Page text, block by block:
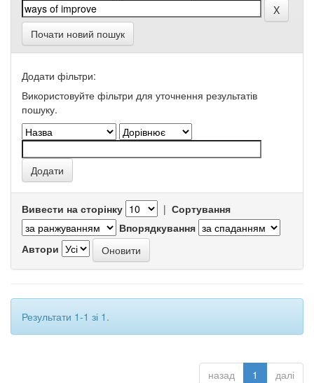
Почати новий пошук
Додати фільтри:
Використовуйте фільтри для уточнення результатів
пошуку.
Вивести на сторінку | Сортування
Впорядкування
Автори
Результати 1-1 зі 1.
назад 1 далі